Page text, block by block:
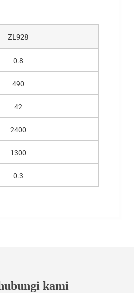
ZL928
0.8
490
42
2400
1300
0.3
kami